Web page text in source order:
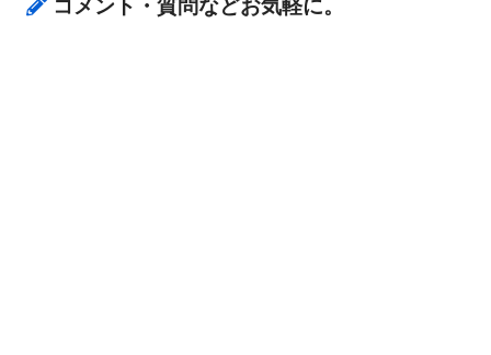
コメント・質問などお気軽に。